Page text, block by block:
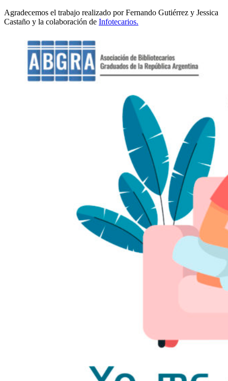
Agradecemos el trabajo realizado por Fernando Gutiérrez y Jessica
Castaño y la colaboración de Infotecarios.